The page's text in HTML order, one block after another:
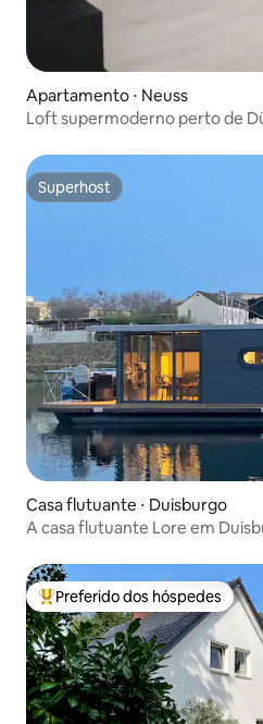
Apartamento ⋅ Neuss
Loft supermoderno perto de
Superhost
Superhost
Casa flutuante ⋅ Duisburgo
A casa flutuante Lore em
Entre os melhores preferidos
Preferido dos hóspedes